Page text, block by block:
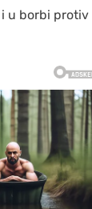
i u borbi protiv